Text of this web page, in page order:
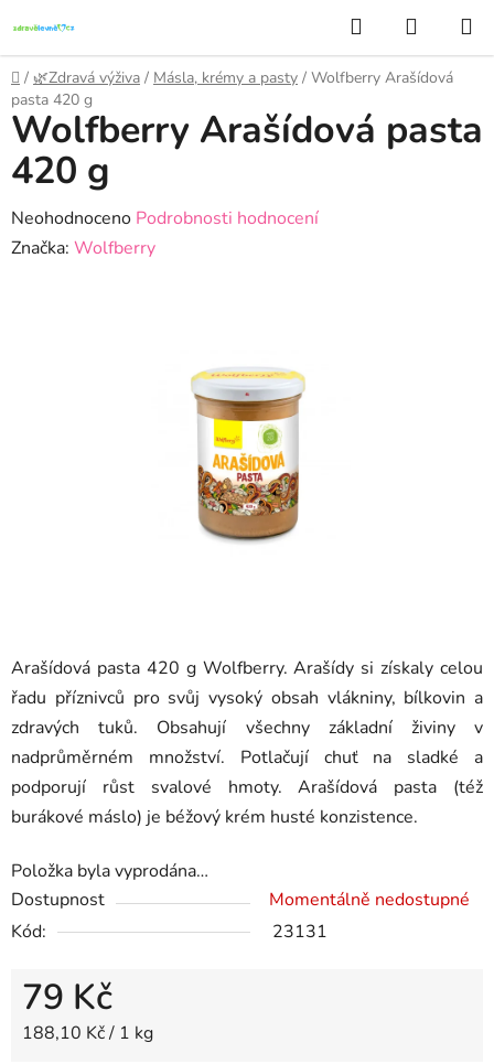
na
obsah
Hledat
KOŠÍK
Domů
/ 🌿Zdravá výživa / Másla, krémy a pasty / Wolfberry Arašídová
pasta 420 g
Arašídová pasta 420 g Wolfberry. Arašídy si získaly celou
řadu příznivců pro svůj vysoký obsah vlákniny, bílkovin a
zdravých tuků. Obsahují všechny základní živiny v
nadprůměrném množství. Potlačují chuť na sladké a
podporují růst svalové hmoty. Arašídová pasta (též
burákové máslo) je béžový krém husté konzistence.
Položka byla vyprodána…
Dostupnost
Momentálně nedostupné
Kód:
23131
79 Kč
Měrná cena:
188,10 Kč / 1 kg
Wolfberry Arašídová pasta
420 g
Průměrné
hodnocení
Neohodnoceno Podrobnosti hodnocení
Značka: Wolfberry